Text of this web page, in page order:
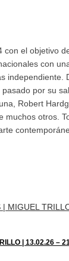
con el objetivo
con
independiente.
por su
Robert
muchos otros.
| 13.02.26 –